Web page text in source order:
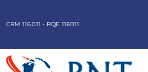
CRM 116.011 - RQE 116011